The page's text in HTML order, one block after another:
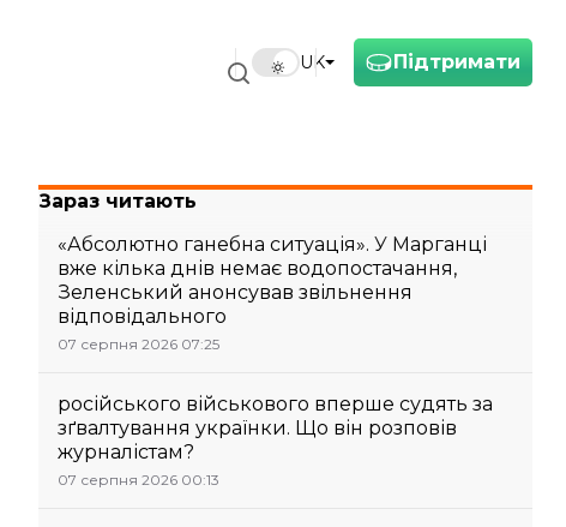
Підтримати
UK
Зараз читають
«Абсолютно ганебна ситуація». У Марганці
вже кілька днів немає водопостачання,
Зеленський анонсував звільнення
відповідального
07 серпня 2026 07:25
російського військового вперше судять за
зґвалтування українки. Що він розповів
журналістам?
07 серпня 2026 00:13